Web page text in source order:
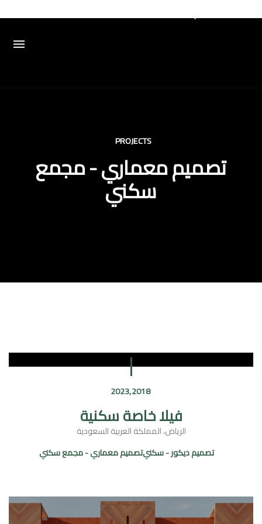
PROJECTS
تصميم معماري - مجمع
سكني
2018
2023
فيلا خاصة سكنية
الرياض، المملكة العربية السعودية
تصميم ديكور - سكنيتصميم معماري - مجمع سكني